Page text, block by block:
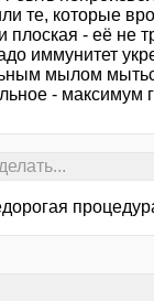
те, которые
- её не
иммунитет
мылом
-